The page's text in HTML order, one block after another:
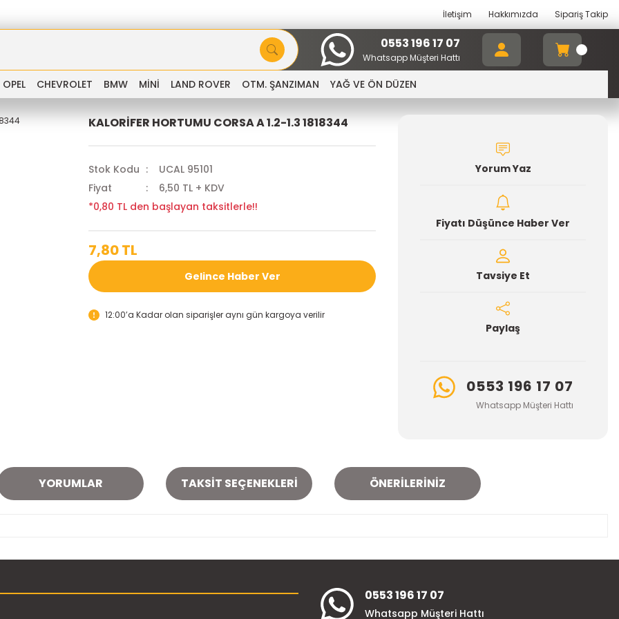
İletişim Hakkımızda Sipariş Takip
0553 196 17 07
Whatsapp Müşteri Hattı
OPEL CHEVROLET BMW MİNİ LAND ROVER OTM. ŞANZIMAN YAĞ VE ÖN DÜZEN
KALORİFER HORTUMU CORSA A 1.2-1.3 1818344
Stok Kodu
UCAL 95101
Fiyat
6,50 TL + KDV
*0,80 TL den başlayan taksitlerle!!
7,80 TL
Gelince Haber Ver
12:00’a Kadar olan siparişler aynı gün kargoya verilir
Yorum Yaz
Fiyatı Düşünce Haber Ver
Tavsiye Et
Paylaş
0553 196 17 07
Whatsapp Müşteri Hattı
YORUMLAR TAKSIT SEÇENEKLERI ÖNERILERINIZ
Bu ürüne ilk yorumu siz yapın! 0553 196 17 07
Whatsapp Müşteri Hattı